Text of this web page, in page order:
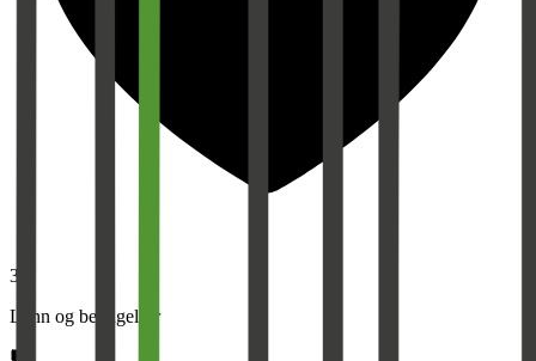
3,0
Lønn og betingelser